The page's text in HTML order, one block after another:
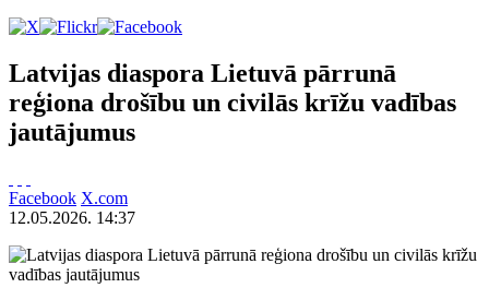
Latvijas diaspora Lietuvā pārrunā
reģiona drošību un civilās krīžu vadības
jautājumus
Facebook X.com
12.05.2026. 14:37